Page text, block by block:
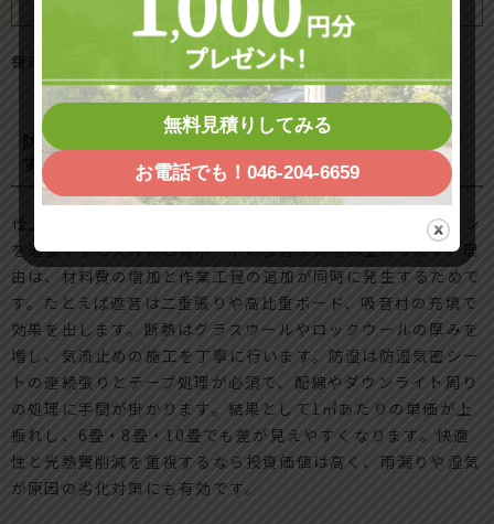
円 日
費用は天井面積や下地補修の要否で上下します。
防音・断熱・防湿などオプション仕様で値段がアップ
する理由
仕上げが同じでも、
といった機能オプション
を追加すると天井の石膏ボードの張替え費用は上がります。理
由は、材料費の増加と作業工程の追加が同時に発生するためで
す。たとえば遮音は二重張りや高比重ボード、吸音材の充填で
効果を出します。断熱はグラスウールやロックウールの厚みを
増し、気流止めの施工を丁寧に行います。防湿は防湿気密シー
トの連続張りとテープ処理が必須で、配線やダウンライト周り
の処理に手間が掛かります。結果として1㎡あたりの単価が上
振れし、6畳・8畳・10畳でも差が見えやすくなります。快適
性と光熱費削減を重視するなら投資価値は高く、雨漏りや湿気
が原因の劣化対策にも有効です。
無料見積りしてみる
お電話でも！046-204-6659